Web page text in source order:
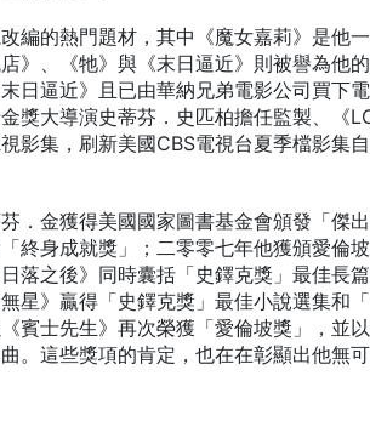
編的熱門題材，其中《魔女嘉莉》是他
》、《牠》與《末日逼近》則被譽為他
日逼近》且已由華納兄弟電影公司買下
獎大導演史蒂芬．史匹柏擔任監製、《
影集，刷新美國CBS電視台夏季檔影集
．金獲得美國國家圖書基金會頒發「傑
終身成就獎」；二零零七年他獲頒愛倫
落之後》同時囊括「史鐸克獎」最佳長
星》贏得「史鐸克獎」最佳小說選集和
賓士先生》再次榮獲「愛倫坡獎」，並
。這些獎項的肯定，也在在彰顯出他無